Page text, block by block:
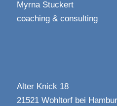
Myrna Stuckert
coaching & consulting
Alter Knick 18
21521 Wohltorf bei